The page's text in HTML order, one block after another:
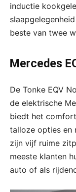
inductie
beste van twee
Mercedes
De Tonke EQV
de elektrische
biedt het
talloze opties en
zijn vijf ruime
meeste klanten
auto of als